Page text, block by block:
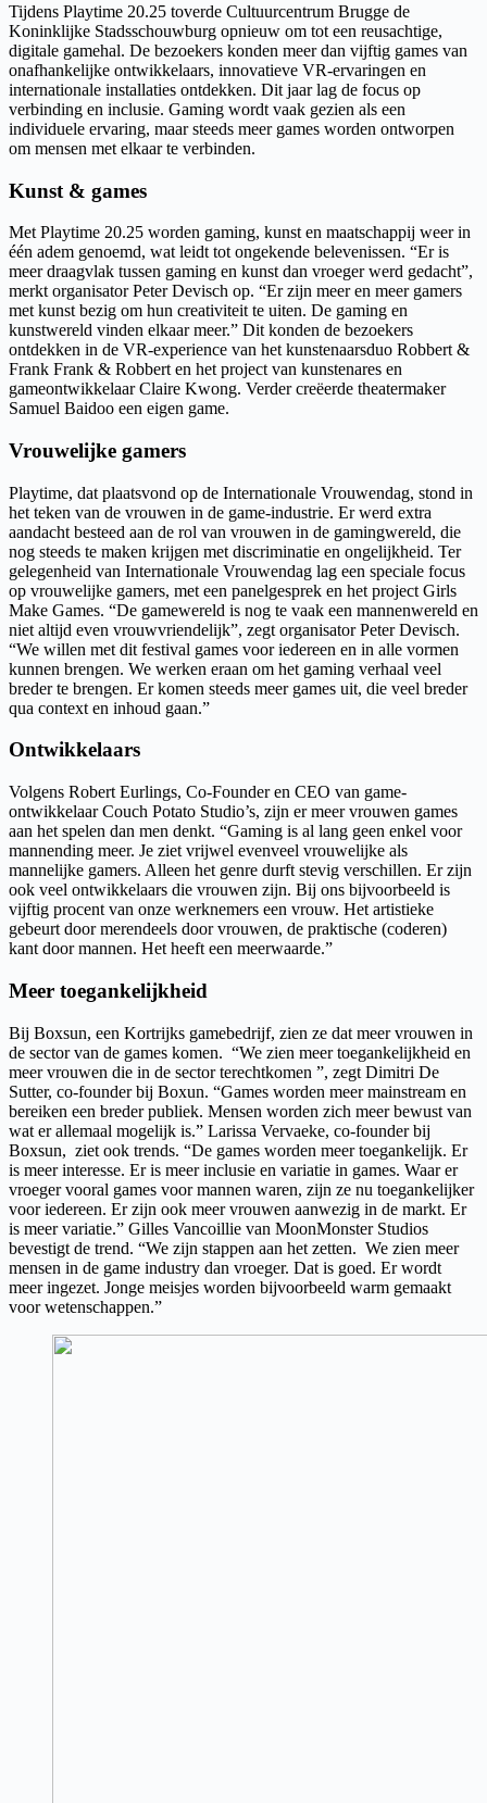
Tijdens Playtime 20.25 toverde Cultuurcentrum Brugge de
Koninklijke Stadsschouwburg opnieuw om tot een reusachtige,
digitale gamehal. De bezoekers konden meer dan vijftig games van
onafhankelijke ontwikkelaars, innovatieve VR-ervaringen en
internationale installaties ontdekken. Dit jaar lag de focus op
verbinding en inclusie. Gaming wordt vaak gezien als een
individuele ervaring, maar steeds meer games worden ontworpen
om mensen met elkaar te verbinden.
Kunst & games
Met Playtime 20.25 worden gaming, kunst en maatschappij weer in
één adem genoemd, wat leidt tot ongekende belevenissen. “Er is
meer draagvlak tussen gaming en kunst dan vroeger werd gedacht”,
merkt organisator Peter Devisch op. “Er zijn meer en meer gamers
met kunst bezig om hun creativiteit te uiten. De gaming en
kunstwereld vinden elkaar meer.” Dit konden de bezoekers
ontdekken in de VR-experience van het kunstenaarsduo Robbert &
Frank Frank & Robbert en het project van kunstenares en
gameontwikkelaar Claire Kwong. Verder creëerde theatermaker
Samuel Baidoo een eigen game.
Vrouwelijke gamers
Playtime, dat plaatsvond op de Internationale Vrouwendag, stond in
het teken van de vrouwen in de game-industrie. Er werd extra
aandacht besteed aan de rol van vrouwen in de gamingwereld, die
nog steeds te maken krijgen met discriminatie en ongelijkheid. Ter
gelegenheid van Internationale Vrouwendag lag een speciale focus
op vrouwelijke gamers, met een panelgesprek en het project Girls
Make Games. “De gamewereld is nog te vaak een mannenwereld en
niet altijd even vrouwvriendelijk”, zegt organisator Peter Devisch.
“We willen met dit festival games voor iedereen en in alle vormen
kunnen brengen. We werken eraan om het gaming verhaal veel
breder te brengen. Er komen steeds meer games uit, die veel breder
qua context en inhoud gaan.”
Ontwikkelaars
Volgens Robert Eurlings, Co-Founder en CEO van game-
ontwikkelaar Couch Potato Studio’s, zijn er meer vrouwen games
aan het spelen dan men denkt. “Gaming is al lang geen enkel voor
mannending meer. Je ziet vrijwel evenveel vrouwelijke als
mannelijke gamers. Alleen het genre durft stevig verschillen. Er zijn
ook veel ontwikkelaars die vrouwen zijn. Bij ons bijvoorbeeld is
vijftig procent van onze werknemers een vrouw. Het artistieke
gebeurt door merendeels door vrouwen, de praktische (coderen)
kant door mannen. Het heeft een meerwaarde.”
Meer toegankelijkheid
Bij Boxsun, een Kortrijks gamebedrijf, zien ze dat meer vrouwen in
de sector van de games komen. “We zien meer toegankelijkheid en
meer vrouwen die in de sector terechtkomen ”, zegt Dimitri De
Sutter, co-founder bij Boxun. “Games worden meer mainstream en
bereiken een breder publiek. Mensen worden zich meer bewust van
wat er allemaal mogelijk is.” Larissa Vervaeke, co-founder bij
Boxsun, ziet ook trends. “De games worden meer toegankelijk. Er
is meer interesse. Er is meer inclusie en variatie in games. Waar er
vroeger vooral games voor mannen waren, zijn ze nu toegankelijker
voor iedereen. Er zijn ook meer vrouwen aanwezig in de markt. Er
is meer variatie.” Gilles Vancoillie van MoonMonster Studios
bevestigt de trend. “We zijn stappen aan het zetten. We zien meer
mensen in de game industry dan vroeger. Dat is goed. Er wordt
meer ingezet. Jonge meisjes worden bijvoorbeeld warm gemaakt
voor wetenschappen.”